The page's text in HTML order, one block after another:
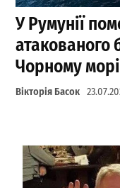
У Румунії
атакованого
Чорному морі
Вікторія Басок